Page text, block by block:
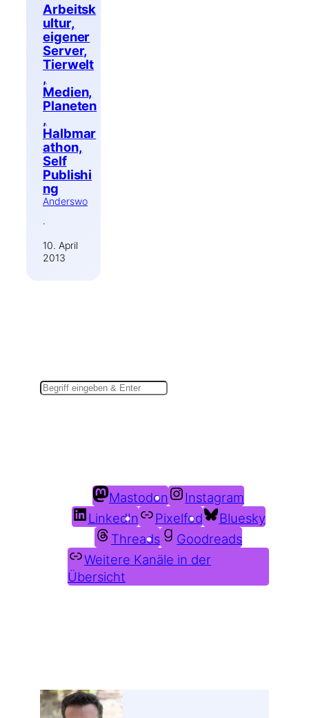
Arbeitsk
ultur,
eigener
Server,
Tierwelt
,
Medien,
Planeten
,
Halbmar
athon,
Self
Publishi
ng
Anderswo
·
10. April
2013
Mastodon
Instagram
LinkedIn
Pixelfed
Bluesky
Threads
Goodreads
Weitere Kanäle in der
Übersicht